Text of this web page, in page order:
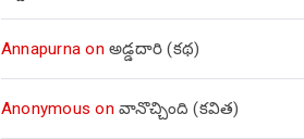
Annapurna onఅడ్డదారి (కథ)
Anonymous onవానొచ్చింది (కవిత)